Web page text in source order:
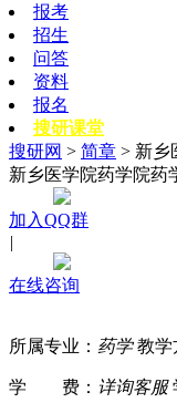
报考
招生
问答
资料
报名
搜研课堂
搜研网 > 简章 > 新乡
新乡医学院药学院药
加入QQ群
|
在线咨询
所属专业： 药学 教学
学 费： 详询客服